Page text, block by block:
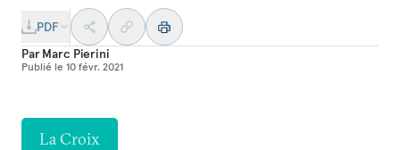
PDF
ParMarc Pierini
Publié le 10 févr. 2021
La Croix